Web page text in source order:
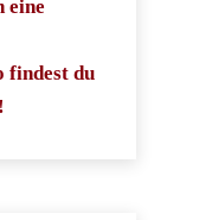
eine
findest du